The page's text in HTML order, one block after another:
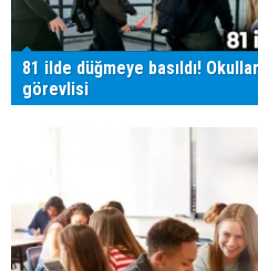
81 ilde düğmeye basıldı!
görevlisi